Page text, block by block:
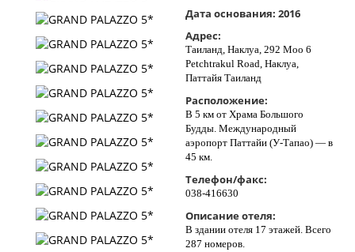
Дата основания: 2016
Адрес:
Таиланд, Наклуа, 292 Moo 6
Petchtrakul Road, Наклуа,
Паттайя Таиланд
Расположение:
В 5 км от Храма Большого
Будды. Международный
аэропорт Паттайи (У-Тапао) — в
45 км.
Телефон/факс:
038-416630
Описание отеля:
В здании отеля 17 этажей. Всего
287 номеров.